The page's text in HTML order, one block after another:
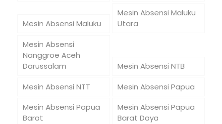
Mesin Absensi Maluku
Mesin Absensi Maluku
Utara
Mesin Absensi
Nanggroe Aceh
Darussalam
Mesin Absensi NTB
Mesin Absensi NTT
Mesin Absensi Papua
Mesin Absensi Papua
Barat
Mesin Absensi Papua
Barat Daya